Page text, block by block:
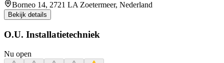
Borneo 14, 2721 LA Zoetermeer, Nederland
Bekijk details
O.U. Installatietechniek
Nu open